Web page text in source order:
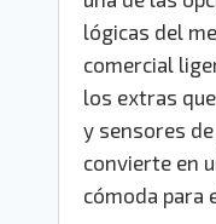
lógicas del
comercial
los extras
y sensores
convierte en
cómoda para